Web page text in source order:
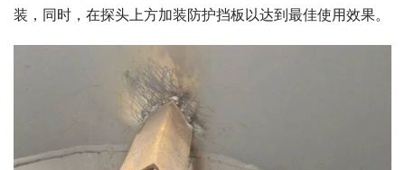
装，同时，在探头上方加装防护挡板以达到最佳使用效果。